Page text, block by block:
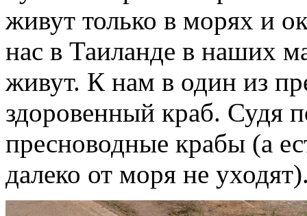
живут только в морях и
нас в Таиланде в наших
живут. К нам в один из
здоровенный краб. Судя
пресноводные крабы (а
далеко от моря не